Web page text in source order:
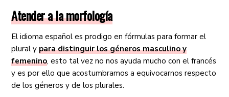
Atender a la morfología
El idioma español es prodigo en fórmulas para formar el
plural ypara distinguir los géneros masculino y
femenino, esto tal vez no nos ayuda mucho con el francés
y es por ello que acostumbramos a equivocarnos respecto
de los géneros y de los plurales.